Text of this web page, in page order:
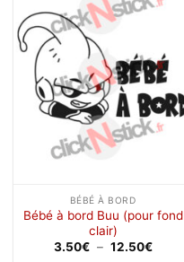
Ajouter
BÉBÉ À BORD
Bébé à bord Buu (pour fond
clair)
3.50€ – 12.50€Plage